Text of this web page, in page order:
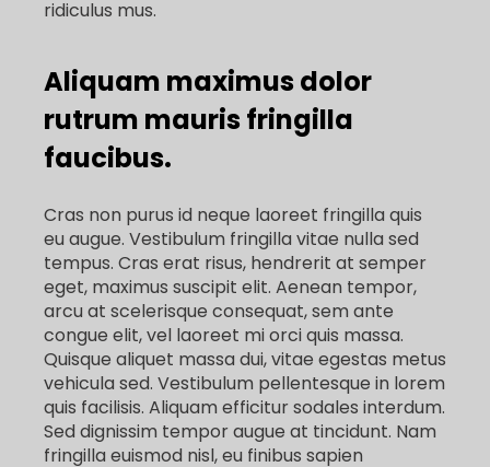
ridiculus mus.
Aliquam maximus dolor
rutrum mauris fringilla
faucibus.
Cras non purus id neque laoreet fringilla quis
eu augue. Vestibulum fringilla vitae nulla sed
tempus. Cras erat risus, hendrerit at semper
eget, maximus suscipit elit. Aenean tempor,
arcu at scelerisque consequat, sem ante
congue elit, vel laoreet mi orci quis massa.
Quisque aliquet massa dui, vitae egestas metus
vehicula sed. Vestibulum pellentesque in lorem
quis facilisis. Aliquam efficitur sodales interdum.
Sed dignissim tempor augue at tincidunt. Nam
fringilla euismod nisl, eu finibus sapien